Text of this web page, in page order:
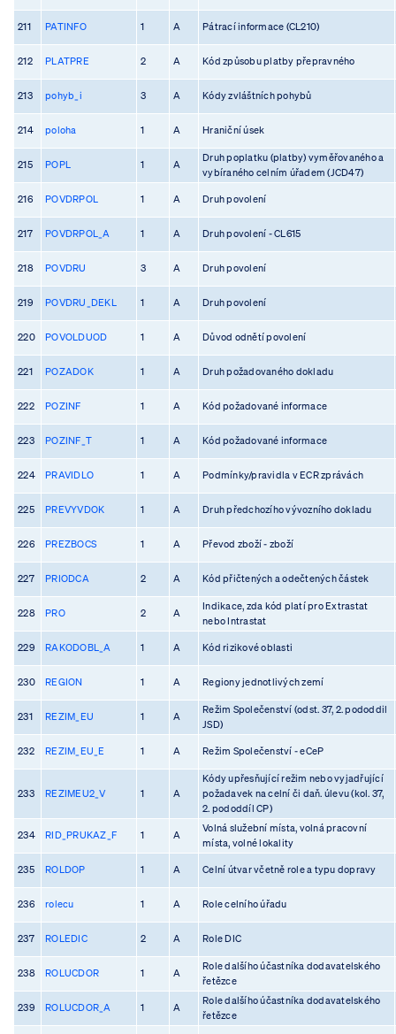
211 PATINFO 1 A Pátrací informace (CL210)
212 PLATPRE 2 A Kód způsobu platby přepravného
213 pohyb_i 3 A Kódy zvláštních pohybů
214 poloha 1 A Hraniční úsek
215 POPL 1 A
Druh poplatku (platby) vyměřovaného a
vybíraného celním úřadem (JCD47)
216 POVDRPOL 1 A Druh povolení
217 POVDRPOL_A 1 A Druh povolení - CL615
218 POVDRU 3 A Druh povolení
219 POVDRU_DEKL 1 A Druh povolení
220 POVOLDUOD 1 A Důvod odnětí povolení
221 POZADOK 1 A Druh požadovaného dokladu
222 POZINF 1 A Kód požadované informace
223 POZINF_T 1 A Kód požadované informace
224 PRAVIDLO 1 A Podmínky/pravidla v ECR zprávách
225 PREVYVDOK 1 A Druh předchozího vývozního dokladu
226 PREZBOCS 1 A Převod zboží - zboží
227 PRIODCA 2 A Kód přičtených a odečtených částek
228 PRO 2 A
Indikace, zda kód platí pro Extrastat
nebo Intrastat
229 RAKODOBL_A 1 A Kód rizikové oblasti
230 REGION 1 A Regiony jednotlivých zemí
231 REZIM_EU 1 A
Režim Společenství (odst. 37, 2. pododdil
JSD)
232 REZIM_EU_E 1 A Režim Společenství - eCeP
233 REZIMEU2_V 1 A
Kódy upřesňující režim nebo vyjadřující
požadavek na celní či daň. úlevu (kol. 37,
2. pododdíl CP)
234 RID_PRUKAZ_F 1 A
Volná služební místa, volná pracovní
místa, volné lokality
235 ROLDOP 1 A Celní útvar včetně role a typu dopravy
236 rolecu 1 A Role celního úřadu
237 ROLEDIC 2 A Role DIC
238 ROLUCDOR 1 A
Role dalšího účastníka dodavatelského
řetězce
239 ROLUCDOR_A 1 A
Role dalšího účastníka dodavatelského
řetězce